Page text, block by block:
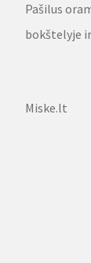
Pašilus
bokštelyje
Miske.lt